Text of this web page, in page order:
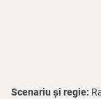
Scenariu și regie: